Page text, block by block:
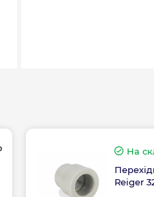
На
Reiger